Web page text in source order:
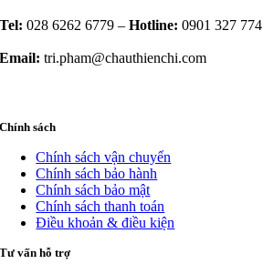
Tel: 028 6262 6779 –Hotline: 0901 327 774
Email: tri.pham@chauthienchi.com
Chính sách
Chính sách vận chuyển
Chính sách bảo hành
Chính sách bảo mật
Chính sách thanh toán
Điều khoản & điều kiện
Tư vấn hỗ trợ